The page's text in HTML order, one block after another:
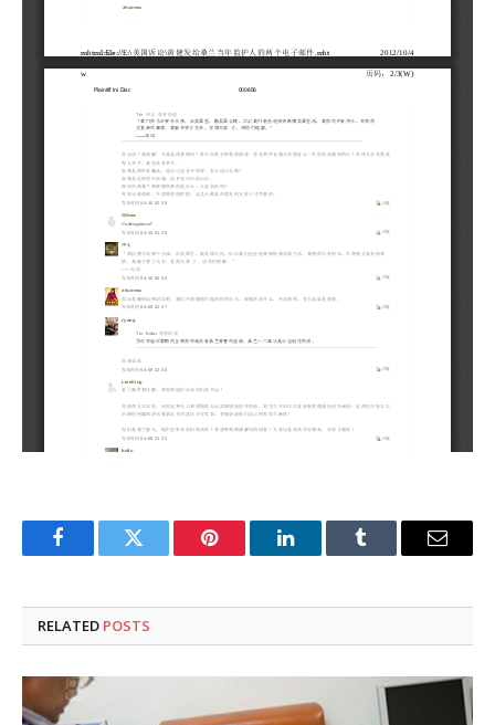
FacebookTwitter Pinterest LinkedInTumblr Email
RELATED POSTS